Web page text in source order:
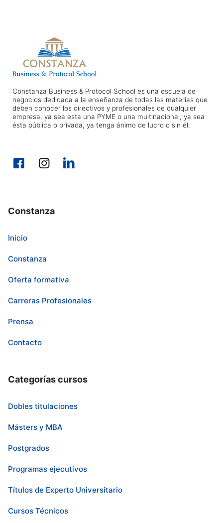
Constanza Business & Protocol School es una escuela de
negocios dedicada a la enseñanza de todas las materias que
deben conocer los directivos y profesionales de cualquier
empresa, ya sea esta una PYME o una multinacional, ya sea
ésta pública o privada, ya tenga ánimo de lucro o sin él.
Constanza
Inicio
Constanza
Oferta formativa
Carreras Profesionales
Prensa
Contacto
Categorías cursos
Dobles titulaciones
Másters y MBA
Postgrados
Programas ejecutivos
Títulos de Experto Universitario
Cursos Técnicos